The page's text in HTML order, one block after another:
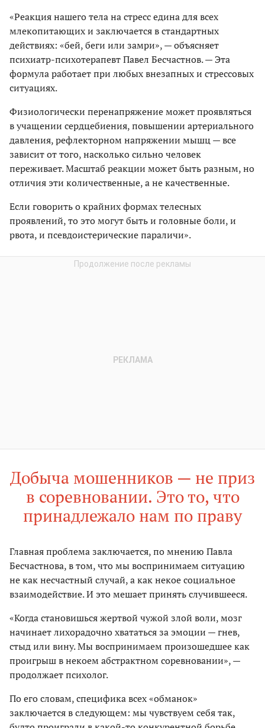
«Реакция нашего тела на стресс едина для всех
млекопитающих и заключается в стандартных
действиях: «бей, беги или замри», — объясняет
психиатр-психотерапевт Павел Бесчастнов. — Эта
формула работает при любых внезапных и стрессовых
ситуациях.
Физиологически перенапряжение может проявляться
в учащении сердцебиения, повышении артериального
давления, рефлекторном напряжении мышц — все
зависит от того, насколько сильно человек
переживает. Масштаб реакции может быть разным, но
отличия эти количественные, а не качественные.
Если говорить о крайних формах телесных
проявлений, то это могут быть и головные боли, и
рвота, и псевдоистерические параличи».
Добыча мошенников — не приз
в соревновании. Это то, что
принадлежало нам по праву
Главная проблема заключается, по мнению Павла
Бесчастнова, в том, что мы воспринимаем ситуацию
не как несчастный случай, а как некое социальное
взаимодействие. И это мешает принять случившееся.
«Когда становишься жертвой чужой злой воли, мозг
начинает лихорадочно хвататься за эмоции — гнев,
стыд или вину. Мы воспринимаем произошедшее как
проигрыш в некоем абстрактном соревновании», —
продолжает психолог.
По его словам, специфика всех «обманок»
заключается в следующем: мы чувствуем себя так,